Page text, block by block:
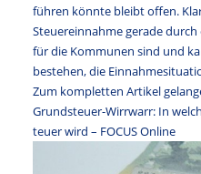
führen könnte bleibt offen.
Steuereinnahme gerade
für die Kommunen sind und
bestehen, die
Zum kompletten Artikel
Grundsteuer-Wirrwarr: In
teuer wird – FOCUS Online